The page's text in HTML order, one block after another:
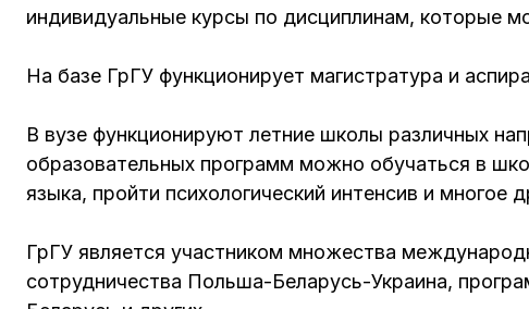
индивидуальные курсы по дисциплинам, которые
На базе ГрГУ функционирует магистратура и
В вузе функционируют летние школы различных
образовательных программ можно обучаться в
языка, пройти психологический интенсив и многое
ГрГУ является участником множества
сотрудничества Польша-Беларусь-Украина,